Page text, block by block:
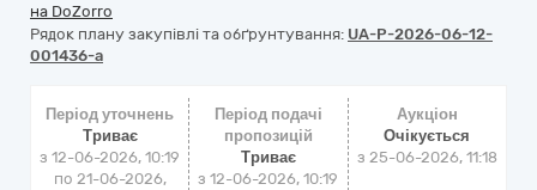
на DoZorro
Рядок плану закупівлі та обґрунтування: UA-P-2026-06-12-
001436-a
Період уточнень
Триває
з 12-06-2026, 10:19
по 21-06-2026,
Період подачі
пропозицій
Триває
з 12-06-2026, 10:19
Аукціон
Очікується
з 25-06-2026, 11:18